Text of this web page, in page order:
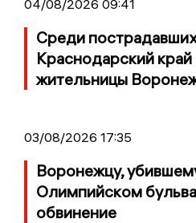
04/08/2026 09:41
Среди
Краснодарский край
жительницы
03/08/2026 17:35
Воронежцу,
Олимпийском
обвинение